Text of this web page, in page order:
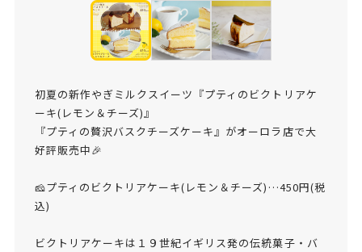
初夏の新作やぎミルクスイーツ『プティのビクトリアケ
ーキ(レモン＆チーズ) 』
『プティの贅沢バスクチーズケーキ 』がオーロラ店で大
好評販売中🎉
🧀プティのビクトリアケーキ(レモン＆チーズ)…450円(税
込)
ビクトリアケーキは１９世紀イギリス発の伝統菓子・バ